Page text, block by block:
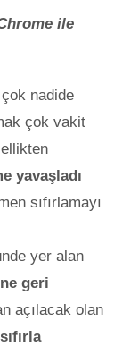
ile
nadide
çok vakit
yavaşladı
sıfırlamayı
yer alan
geri
açılacak olan